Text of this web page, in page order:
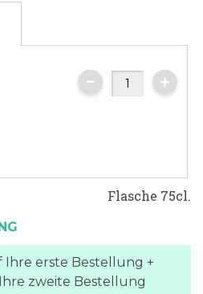
Flasche 75cl.
Ihre erste Bestellung +
zweite Bestellung